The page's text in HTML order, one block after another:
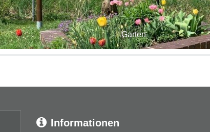
Garten
Informationen